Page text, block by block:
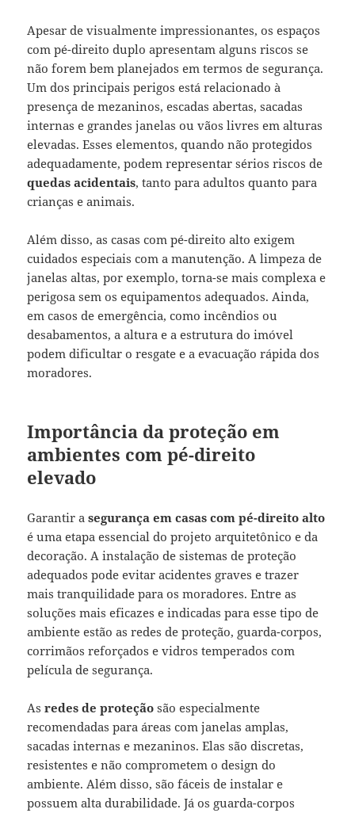
Apesar de visualmente impressionantes, os espaços
com pé-direito duplo apresentam alguns riscos se
não forem bem planejados em termos de segurança.
Um dos principais perigos está relacionado à
presença de mezaninos, escadas abertas, sacadas
internas e grandes janelas ou vãos livres em alturas
elevadas. Esses elementos, quando não protegidos
adequadamente, podem representar sérios riscos de
quedas acidentais, tanto para adultos quanto para
crianças e animais.
Além disso, as casas com pé-direito alto exigem
cuidados especiais com a manutenção. A limpeza de
janelas altas, por exemplo, torna-se mais complexa e
perigosa sem os equipamentos adequados. Ainda,
em casos de emergência, como incêndios ou
desabamentos, a altura e a estrutura do imóvel
podem dificultar o resgate e a evacuação rápida dos
moradores.
Importância da proteção em
ambientes com pé-direito
elevado
Garantir asegurança em casas com pé-direito alto
é uma etapa essencial do projeto arquitetônico e da
decoração. A instalação de sistemas de proteção
adequados pode evitar acidentes graves e trazer
mais tranquilidade para os moradores. Entre as
soluções mais eficazes e indicadas para esse tipo de
ambiente estão as redes de proteção, guarda-corpos,
corrimãos reforçados e vidros temperados com
película de segurança.
Asredes de proteção são especialmente
recomendadas para áreas com janelas amplas,
sacadas internas e mezaninos. Elas são discretas,
resistentes e não comprometem o design do
ambiente. Além disso, são fáceis de instalar e
possuem alta durabilidade. Já os guarda-corpos